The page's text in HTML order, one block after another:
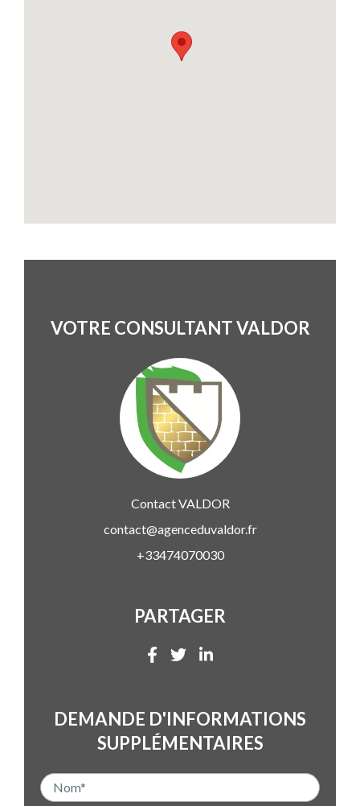
VOTRE CONSULTANT VALDOR
ContactVALDOR
contact@agenceduvaldor.fr
+33474070030
PARTAGER
DEMANDE D'INFORMATIONS
SUPPLÉMENTAIRES